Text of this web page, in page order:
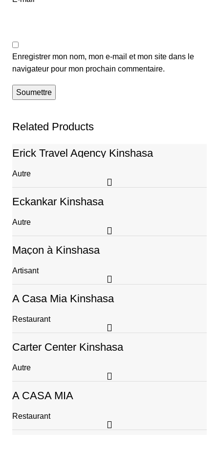
Enregistrer mon nom, mon e-mail et mon site dans le
navigateur pour mon prochain commentaire.
Related Products
Erick Travel Agency Kinshasa
Autre
Eckankar Kinshasa
Autre
Maçon à Kinshasa
Artisant
A Casa Mia Kinshasa
Restaurant
Carter Center Kinshasa
Autre
A CASA MIA
Restaurant